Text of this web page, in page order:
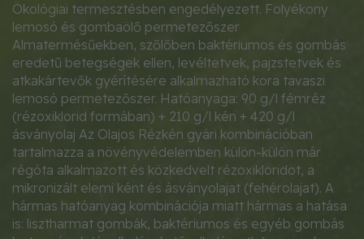
Ökológiai termesztésben engedélyezett. Folyékony
lemosó és gombaölő permetezőszer
Almatermésűekben, szőlőben baktériumos és gombás
eredetű betegségek ellen, levéltetvek, pajzstetvek és
atkakártevők gyérítésére alkalmazható kora tavaszi
lemosó permetezőszer. Hatóanyaga: 90 g/l fémréz
(rézoxiklorid formában) + 210 g/l kén + 420 g/l
ásványolaj Az Olajos Rézkén gyári kombinációban
tartalmazza a növényvédelemben külön-külön már
régóta alkalmazott és közkedvelt rézoxikloridot, a
mikronizált elemi ként és ásványolajat (fehérolajat). A
hármas hatóanyag kombinációja miatt hármas a hatása
is: lisztharmat gombák, baktériumos és egyéb gombás